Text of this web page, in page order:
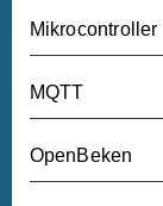
Mikrocontroller
MQTT
OpenBeken